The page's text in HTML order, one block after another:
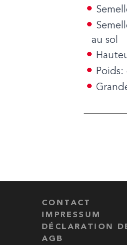
au sol
Poids:
CONTACT
IMPRESSUM
DÉCLARATION
AGB